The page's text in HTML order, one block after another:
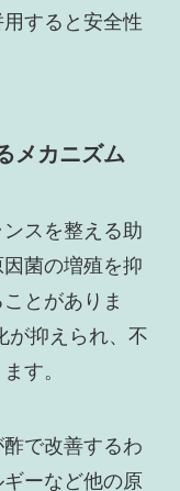
すると安全性
メカニズム
スを整える助
菌の増殖を抑
とがありま
が抑えられ、不
す。
で改善するわ
ーなど他の原